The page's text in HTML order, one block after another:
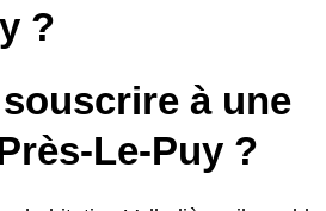
?
à une
Le-Puy ?